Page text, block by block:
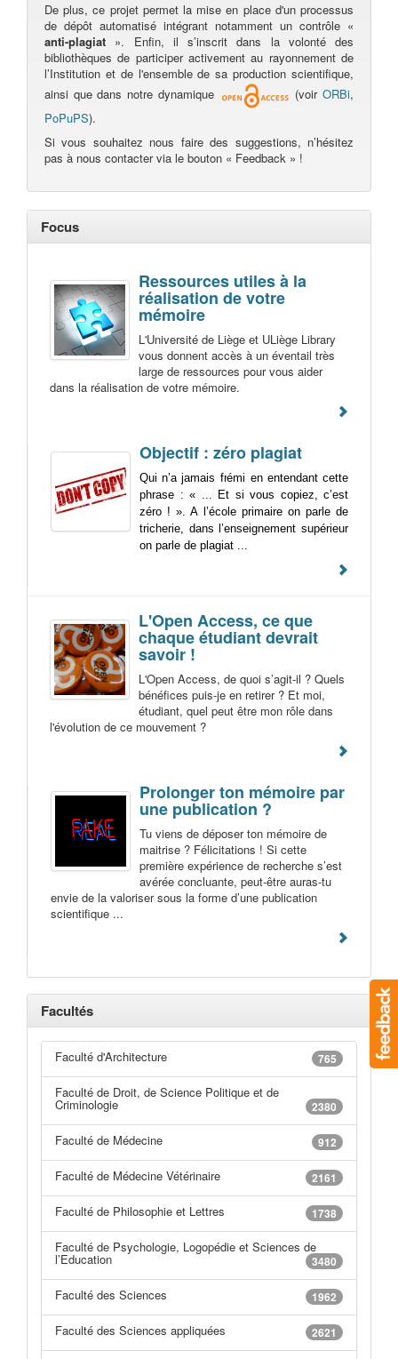
De plus, ce projet permet la mise en place d'un processus
de dépôt automatisé intégrant notamment un contrôle «
anti-plagiat ». Enfin, il s’inscrit dans la volonté des
bibliothèques de participer activement au rayonnement de
l’Institution et de l'ensemble de sa production scientifique,
ainsi que dans notre dynamique
(voirORBi,
PoPuPS).
Si vous souhaitez nous faire des suggestions, n’hésitez
pas à nous contacter via le bouton « Feedback » !
Focus
Ressources utiles à la
réalisation de votre
mémoire
L'Université de Liège et ULiège Library
vous donnent accès à un éventail très
large de ressources pour vous aider
dans la réalisation de votre mémoire.
Objectif : zéro plagiat
Qui n’a jamais frémi en entendant cette
phrase : « ... Et si vous copiez, c’est
zéro ! ». A l’école primaire on parle de
tricherie, dans l’enseignement supérieur
on parle de plagiat ...
L'Open Access, ce que
chaque étudiant devrait
savoir !
L'Open Access, de quoi s’agit-il ? Quels
bénéfices puis-je en retirer ? Et moi,
étudiant, quel peut être mon rôle dans
l'évolution de ce mouvement ?
Prolonger ton mémoire par
une publication ?
Tu viens de déposer ton mémoire de
maitrise ? Félicitations ! Si cette
première expérience de recherche s’est
avérée concluante, peut-être auras-tu
envie de la valoriser sous la forme d’une publication
scientifique ...
Facultés
Faculté d'Architecture 765
Faculté de Droit, de Science Politique et de
Criminologie 2380
Faculté de Médecine 912
Faculté de Médecine Vétérinaire 2161
Faculté de Philosophie et Lettres 1738
Faculté de Psychologie, Logopédie et Sciences de
l’Education 3480
Faculté des Sciences 1962
Faculté des Sciences appliquées 2621